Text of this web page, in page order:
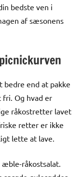
bedste ven i
af sæsonens
bedre end at pakke
Og hvad er
råkostretter lavet
retter er ikke
lette at lave.
råkostsalat.